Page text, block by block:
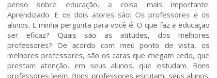
penso sobre educação, a coisa mais importante:
Aprendizado. E os dois atores são: Os professores e os
alunos. E minha pergunta para você é: O que faz a educação
ser eficaz? Quais são as atitudes, dos melhores
professores? De acordo com meu ponto de vista, os
melhores professores, são os caras que chegam cedo, que
prestam atenção, em seus alunos, que estudam. Bons
professores leem. Bons professores escutam, seus alunos.